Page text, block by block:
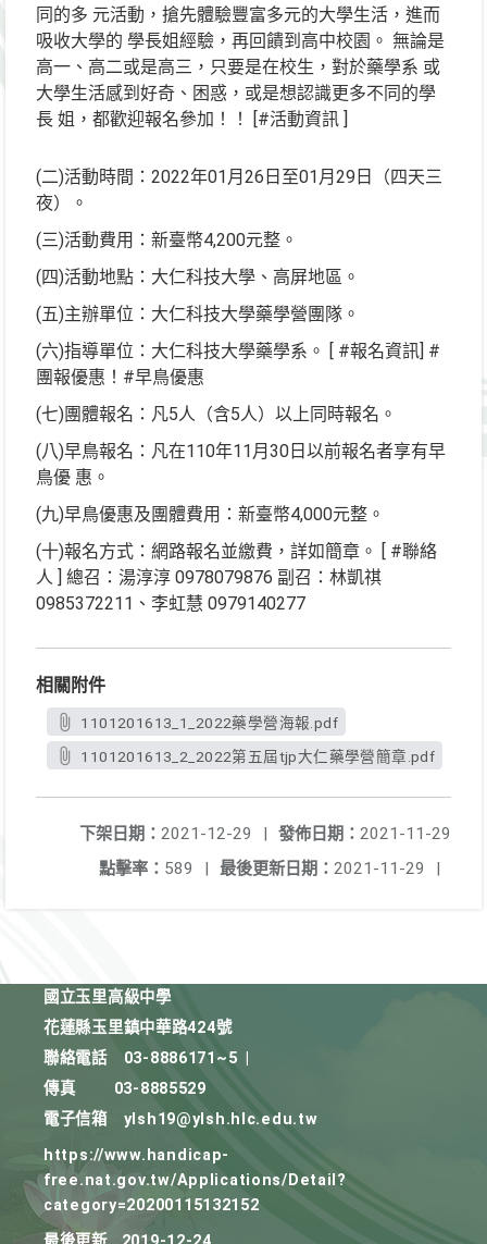
同的多 元活動，搶先體驗豐富多元的大學生活，進而
吸收大學的 學長姐經驗，再回饋到高中校園。 無論是
高一、高二或是高三，只要是在校生，對於藥學系 或
大學生活感到好奇、困惑，或是想認識更多不同的學
長 姐，都歡迎報名參加！！ [#活動資訊 ]
(二)活動時間：2022年01月26日至01月29日（四天三
夜）。
(三)活動費用：新臺幣4,200元整。
(四)活動地點：大仁科技大學、高屏地區。
(五)主辦單位：大仁科技大學藥學營團隊。
(六)指導單位：大仁科技大學藥學系。 [ #報名資訊] #
團報優惠！#早鳥優惠
(七)團體報名：凡5人（含5人）以上同時報名。
(八)早鳥報名：凡在110年11月30日以前報名者享有早
鳥優 惠。
(九)早鳥優惠及團體費用：新臺幣4,000元整。
(十)報名方式：網路報名並繳費，詳如簡章。 [ #聯絡
人 ] 總召：湯淳淳 0978079876 副召：林凱祺
0985372211、李虹慧 0979140277
相關附件
1101201613_1_2022藥學營海報.pdf
1101201613_2_2022第五屆tjp大仁藥學營簡章.pdf
發佈日期： 2021-11-29
下架日期： 2021-12-29
|
最後更新日期： 2021-11-29 |
點擊率： 589 |
國立玉里高級中學
花蓮縣玉里鎮中華路424號
聯絡電話
03-8886171~5
傳真
03-8885529
電子信箱
ylsh19@ylsh.hlc.edu.tw
https://www.handicap-
free.nat.gov.tw/Applications/Detail?
category=20200115132152